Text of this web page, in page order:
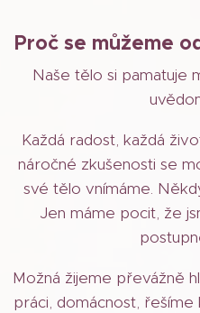
Proč se můžeme
Naše tělo si pamatuje
Každá radost, každá
náročné zkušenosti se
své tělo vnímáme.
Jen máme pocit, že
Možná žijeme převážně
práci, domácnost, řešíme